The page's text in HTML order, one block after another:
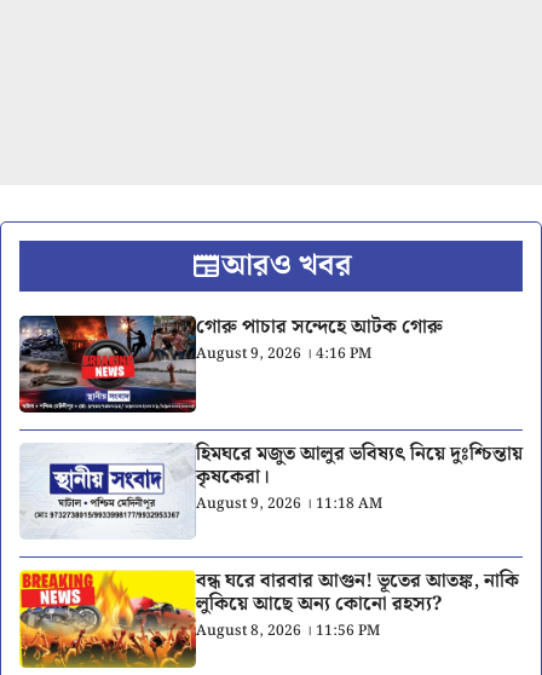
আরও খবর
গোরু পাচার সন্দেহে আটক গোরু
August 9, 2026 । 4:16 PM
হিমঘরে মজুত আলুর ভবিষ্যৎ নিয়ে দুঃশ্চিন্তায়
কৃষকেরা।
August 9, 2026 । 11:18 AM
বন্ধ ঘরে বারবার আগুন! ভূতের আতঙ্ক, নাকি
লুকিয়ে আছে অন্য কোনো রহস্য?
August 8, 2026 । 11:56 PM